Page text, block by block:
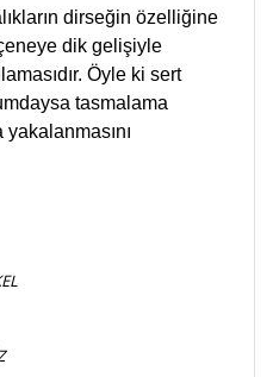
dirseğin özelliğine
dik gelişiyle
Öyle ki sert
tasmalama